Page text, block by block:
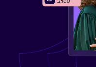
복잡한 고용 업무를 아
Remote 통합
HR을 워크플로에 매끄
성장하는 기업을 위한
중견기업
맞춤형 HR 솔루션으로
REMOTE와 함께 배우기
사례 연구